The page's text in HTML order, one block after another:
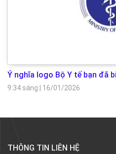
Ý nghĩa logo Bộ Y tế bạn đã
9:34 sáng 16/01/2026
THÔNG TIN LIÊN HỆ